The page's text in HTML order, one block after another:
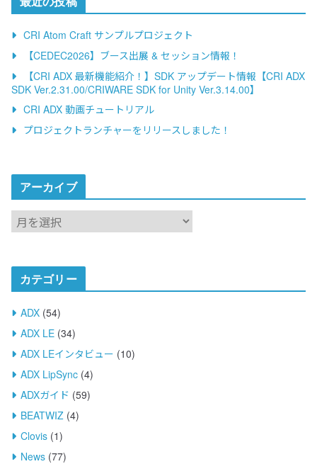
n
a
t
i
v
e
CRI Atom Craft サンプルプロジェクト
【CEDEC2026】ブース出展 & セッション情報！
【CRI ADX 最新機能紹介！】SDK アップデート情報【CRI ADX
SDK Ver.2.31.00/CRIWARE SDK for Unity Ver.3.14.00】
CRI ADX 動画チュートリアル
プロジェクトランチャーをリリースしました！
アーカイブ
ア
ー
イ
ブ
カテゴリー
ADX (54)
ADX LE (34)
ADX LEインタビュー (10)
ADX LipSync (4)
ADXガイド (59)
BEATWIZ (4)
Clovis (1)
News (77)